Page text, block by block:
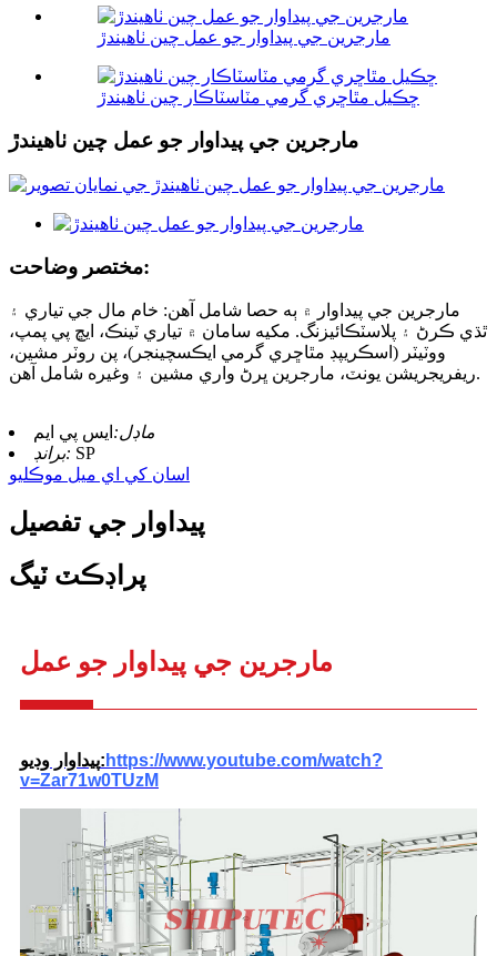
مارجرين جي پيداوار جو عمل چين ٺاهيندڙ
ڇڪيل مٿاڇري گرمي مٽاسٽاڪار چين ٺاهيندڙ
مارجرين جي پيداوار جو عمل چين ٺاهيندڙ
مختصر وضاحت:
مارجرين جي پيداوار ۾ ٻه حصا شامل آهن: خام مال جي تياري ۽
ٿڌي ڪرڻ ۽ پلاسٽڪائيزنگ. مکيه سامان ۾ تياري ٽينڪ، ايڇ پي پمپ،
ووٽيٽر (اسڪريپڊ مٿاڇري گرمي ايڪسچينجر)، پن روٽر مشين،
ريفريجريشن يونٽ، مارجرين ڀرڻ واري مشين ۽ وغيره شامل آهن.
ماڊل: ايس پي ايم
برانڊ: SP
اسان کي اي ميل موڪليو
پيداوار جي تفصيل
پراڊڪٽ ٽيگ
مارجرين جي پيداوار جو عمل
پيداوار وڊيو: https://www.youtube.com/watch?
v=Zar71w0TUzM